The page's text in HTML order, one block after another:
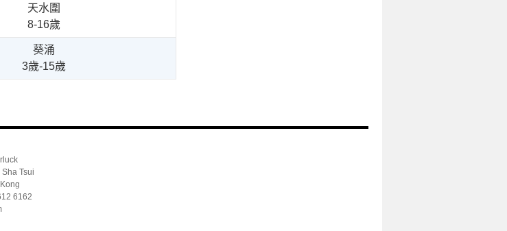
天水圍
8-16歲
葵涌
3歲-15歲
Tsui
6162